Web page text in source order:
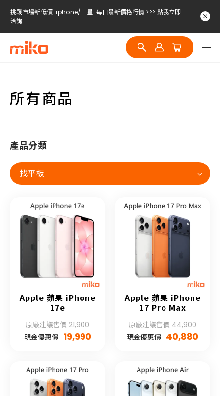
挑戰市場新低價-iphone/三星..每日最新價格行情 >>> 點我立即
洽詢
挑戰市場新低價-iphone/三星..每日最新價格行情 >>> 點我立即
洽詢
挑戰市場新低價-iphone/三星..每日最新價格行情 >>> 點我立即
所有商品
產品分類
找平板
Apple 蘋果 iPhone
17e
原廠建議售價 21,900
現金優惠價 19,990
Apple 蘋果 iPhone
17 Pro Max
原廠建議售價 44,900
現金優惠價 40,880